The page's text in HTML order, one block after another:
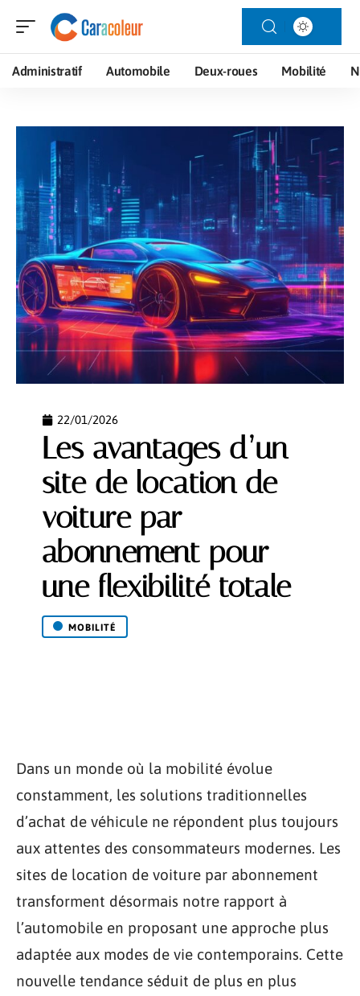
Administratif Automobile Deux-roues Mobilité
22/01/2026
Les avantages d’un
site de location de
voiture par
abonnement pour
une flexibilité totale
MOBILITÉ
Dans un monde où la mobilité évolue
constamment, les solutions traditionnelles
d’achat de véhicule ne répondent plus toujours
aux attentes des consommateurs modernes. Les
sites de location de voiture par abonnement
transforment désormais notre rapport à
l’automobile en proposant une approche plus
adaptée aux modes de vie contemporains. Cette
nouvelle tendance séduit de plus en plus